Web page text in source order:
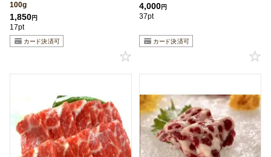
100g
1,850円
17pt
4,000円
37pt